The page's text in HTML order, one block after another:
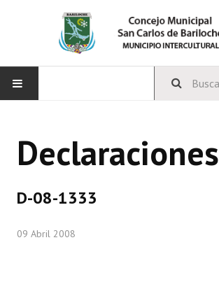
CONCEJO
Declaraciones
D-08-1333
09 Abril 2008